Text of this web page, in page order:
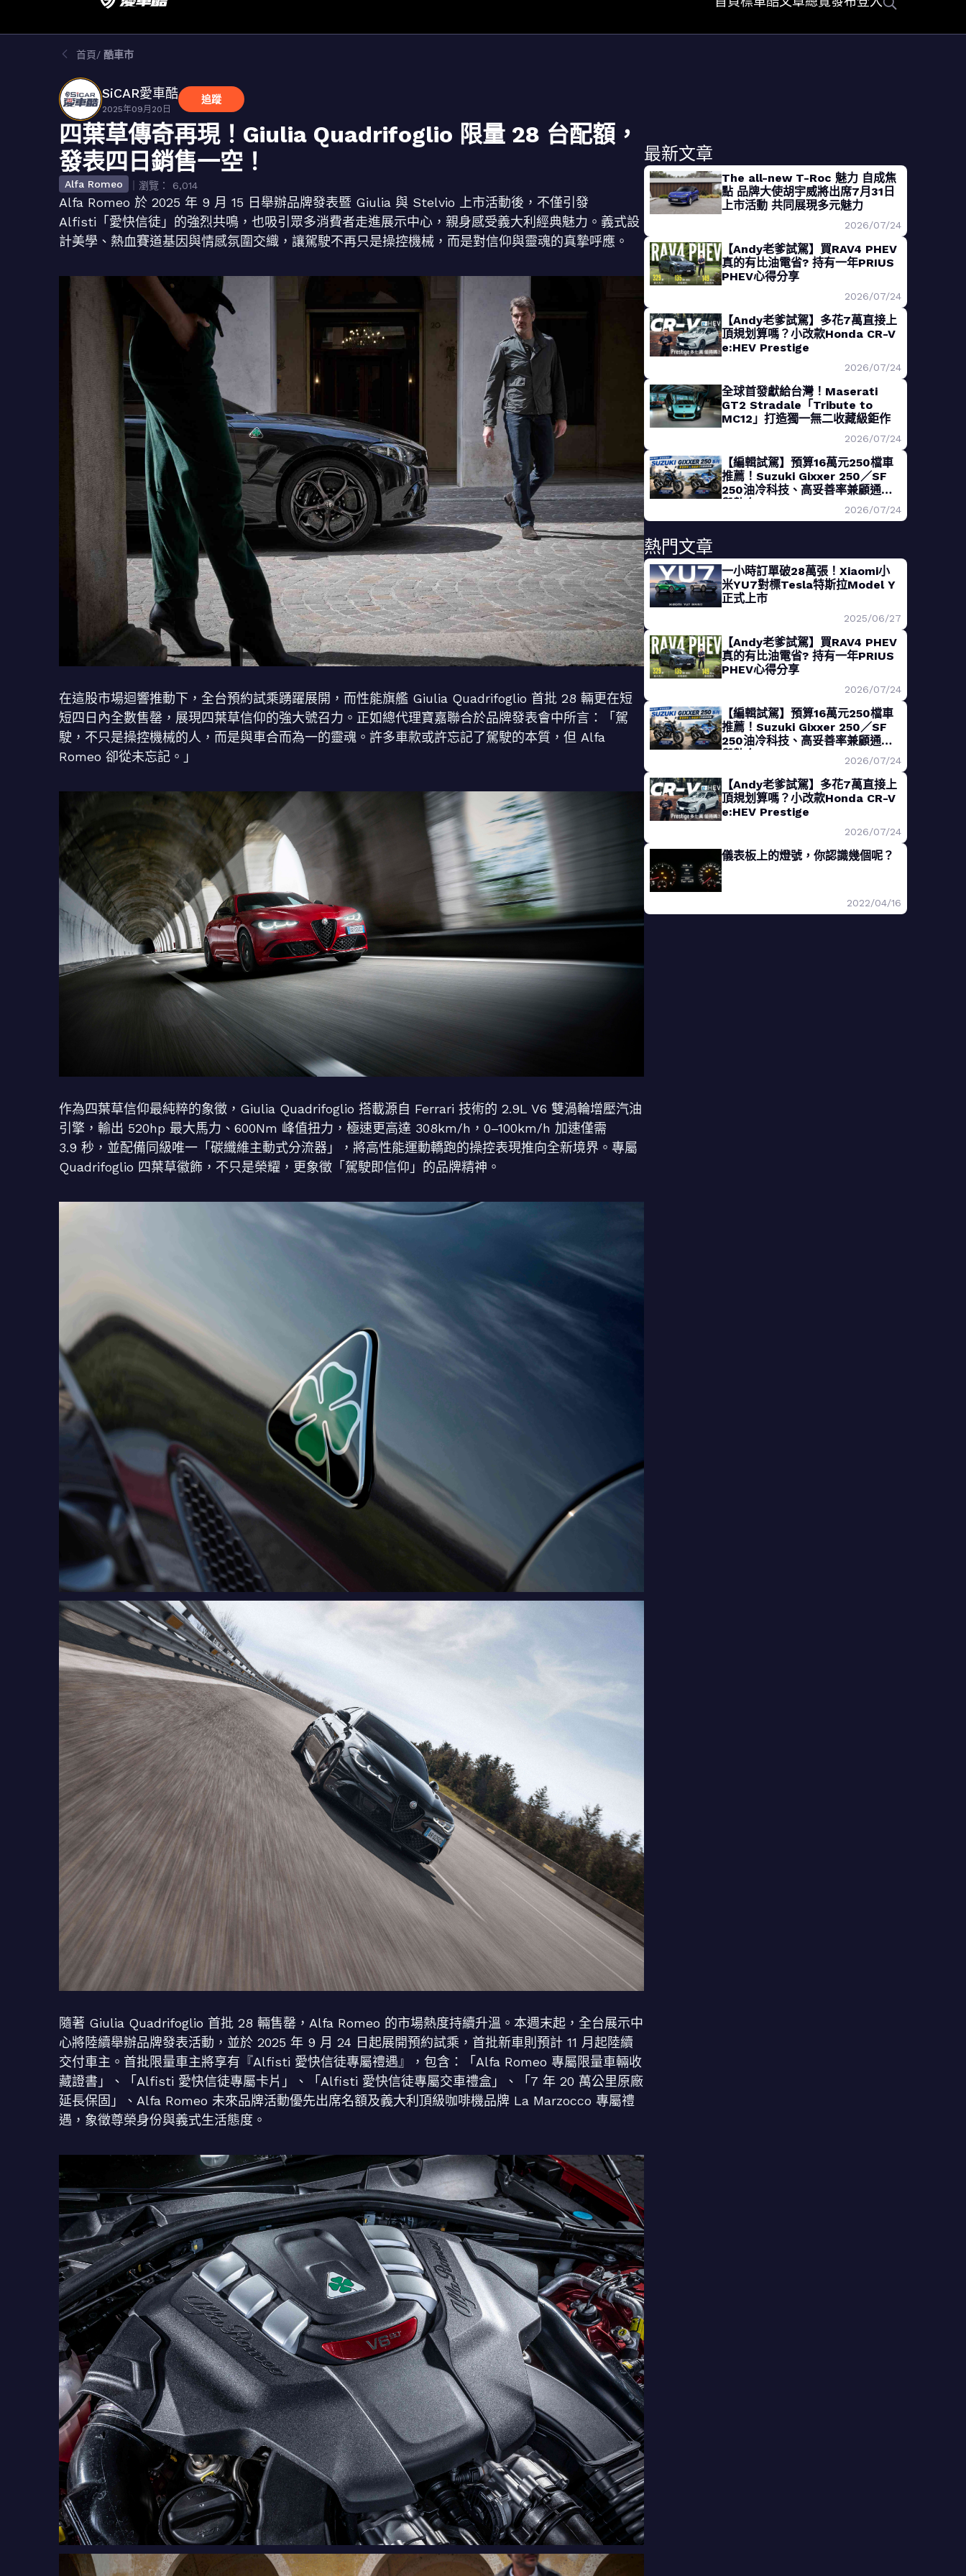
首頁 酷車市
SiCAR愛車酷
2025年09月20日
追蹤
四葉草傳奇再現！Giulia Quadrifoglio 限量 28 台配額，
發表四日銷售一空！
Alfa Romeo ｜瀏覽： 6,014
Alfa Romeo 於 2025 年 9 月 15 日舉辦品牌發表暨 Giulia 與 Stelvio 上市活動後，不僅引發
Alfisti「愛快信徒」的強烈共鳴，也吸引眾多消費者走進展示中心，親身感受義大利經典魅力。義式設
計美學、熱血賽道基因與情感氛圍交織，讓駕駛不再只是操控機械，而是對信仰與靈魂的真摯呼應。
在這股市場迴響推動下，全台預約試乘踴躍展開，而性能旗艦 Giulia Quadrifoglio 首批 28 輛更在短
短四日內全數售罄，展現四葉草信仰的強大號召力。正如總代理寶嘉聯合於品牌發表會中所言：「駕
駛，不只是操控機械的人，而是與車合而為一的靈魂。許多車款或許忘記了駕駛的本質，但 Alfa
Romeo 卻從未忘記。」
作為四葉草信仰最純粹的象徵，Giulia Quadrifoglio 搭載源自 Ferrari 技術的 2.9L V6 雙渦輪增壓汽油
引擎，輸出 520hp 最大馬力、600Nm 峰值扭力，極速更高達 308km/h，0–100km/h 加速僅需
3.9 秒，並配備同級唯一「碳纖維主動式分流器」，將高性能運動轎跑的操控表現推向全新境界。專屬
Quadrifoglio 四葉草徽飾，不只是榮耀，更象徵「駕駛即信仰」的品牌精神。
隨著 Giulia Quadrifoglio 首批 28 輛售罄，Alfa Romeo 的市場熱度持續升溫。本週末起，全台展示中
心將陸續舉辦品牌發表活動，並於 2025 年 9 月 24 日起展開預約試乘，首批新車則預計 11 月起陸續
交付車主。首批限量車主將享有『Alfisti 愛快信徒專屬禮遇』，包含：「Alfa Romeo 專屬限量車輛收
藏證書」、「Alfisti 愛快信徒專屬卡片」、「Alfisti 愛快信徒專屬交車禮盒」、「7 年 20 萬公里原廠
延長保固」、Alfa Romeo 未來品牌活動優先出席名額及義大利頂級咖啡機品牌 La Marzocco 專屬禮
遇，象徵尊榮身份與義式生活態度。
最新文章
The all-new T-Roc 魅力 自成焦
點 品牌大使胡宇威將出席7月31日
上市活動 共同展現多元魅力
2026/07/24
【Andy老爹試駕】買RAV4 PHEV
真的有比油電省? 持有一年PRIUS
PHEV心得分享
2026/07/24
【Andy老爹試駕】多花7萬直接上
頂規划算嗎？小改款Honda CR-V
e:HEV Prestige
2026/07/24
全球首發獻給台灣！Maserati
GT2 Stradale「Tribute to
MC12」打造獨一無二收藏級鉅作
2026/07/24
【編輯試駕】預算16萬元250檔車
推薦！Suzuki Gixxer 250／SF
250油冷科技、高妥善率兼顧通勤
與熱血
2026/07/24
熱門文章
一小時訂單破28萬張！Xiaomi小
米YU7對標Tesla特斯拉Model Y
正式上市
2025/06/27
【Andy老爹試駕】買RAV4 PHEV
真的有比油電省? 持有一年PRIUS
PHEV心得分享
2026/07/24
【編輯試駕】預算16萬元250檔車
推薦！Suzuki Gixxer 250／SF
250油冷科技、高妥善率兼顧通勤
與熱血
2026/07/24
【Andy老爹試駕】多花7萬直接上
頂規划算嗎？小改款Honda CR-V
e:HEV Prestige
2026/07/24
儀表板上的燈號，你認識幾個呢？
2022/04/16